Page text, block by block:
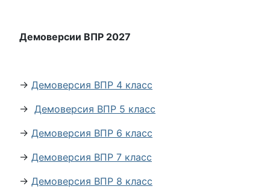
Демоверсии ВПР 2027
→ Демоверсия ВПР 4 класс
→ Демоверсия ВПР 5 класс
→ Демоверсия ВПР 6 класс
→ Демоверсия ВПР 7 класс
→ Демоверсия ВПР 8 класс